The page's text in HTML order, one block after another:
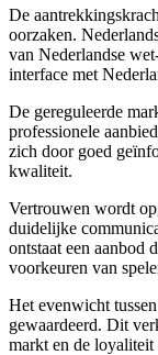
De
oorzaken.
van Nederlandse
interface met
De gereguleerde
professionele
zich door goed
kwaliteit.
Vertrouwen wordt
duidelijke
ontstaat een aanbod
voorkeuren van
Het evenwicht
gewaardeerd. Dit
markt en de loyaliteit